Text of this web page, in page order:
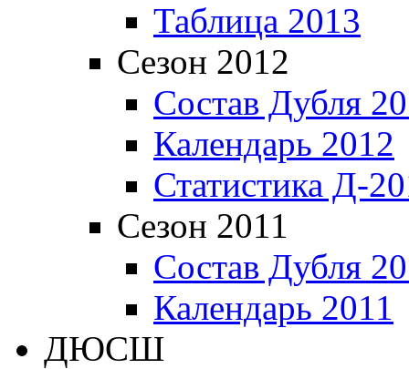
Таблица 2013
Сезон 2012
Состав Дубля
Календарь 2012
Статистика Д-
Сезон 2011
Состав Дубля
Календарь 2011
ДЮСШ